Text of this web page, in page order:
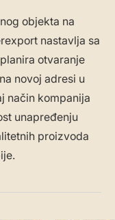
objekta na
nastavlja sa
otvaranje
novoj adresi u
način kompanija
unapređenju
proizvoda